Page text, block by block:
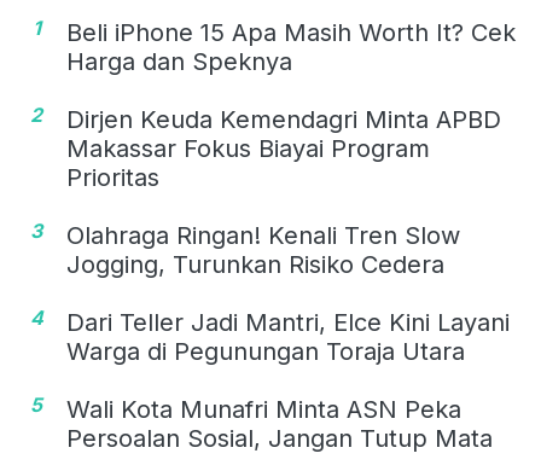
1
Beli iPhone 15 Apa Masih Worth It? Cek
Harga dan Speknya
2
Dirjen Keuda Kemendagri Minta APBD
Makassar Fokus Biayai Program
Prioritas
3
Olahraga Ringan! Kenali Tren Slow
Jogging, Turunkan Risiko Cedera
4
Dari Teller Jadi Mantri, Elce Kini Layani
Warga di Pegunungan Toraja Utara
5
Wali Kota Munafri Minta ASN Peka
Persoalan Sosial, Jangan Tutup Mata